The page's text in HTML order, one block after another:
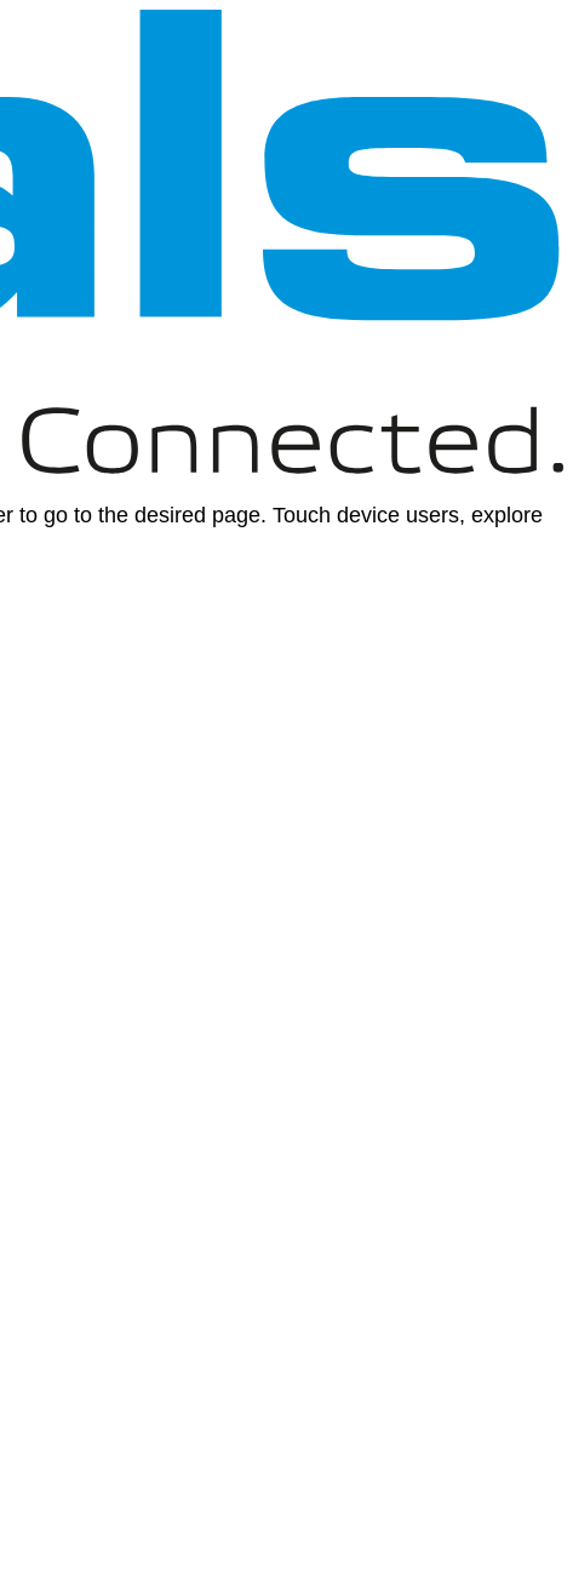
to go to the desired page. Touch device users, explore